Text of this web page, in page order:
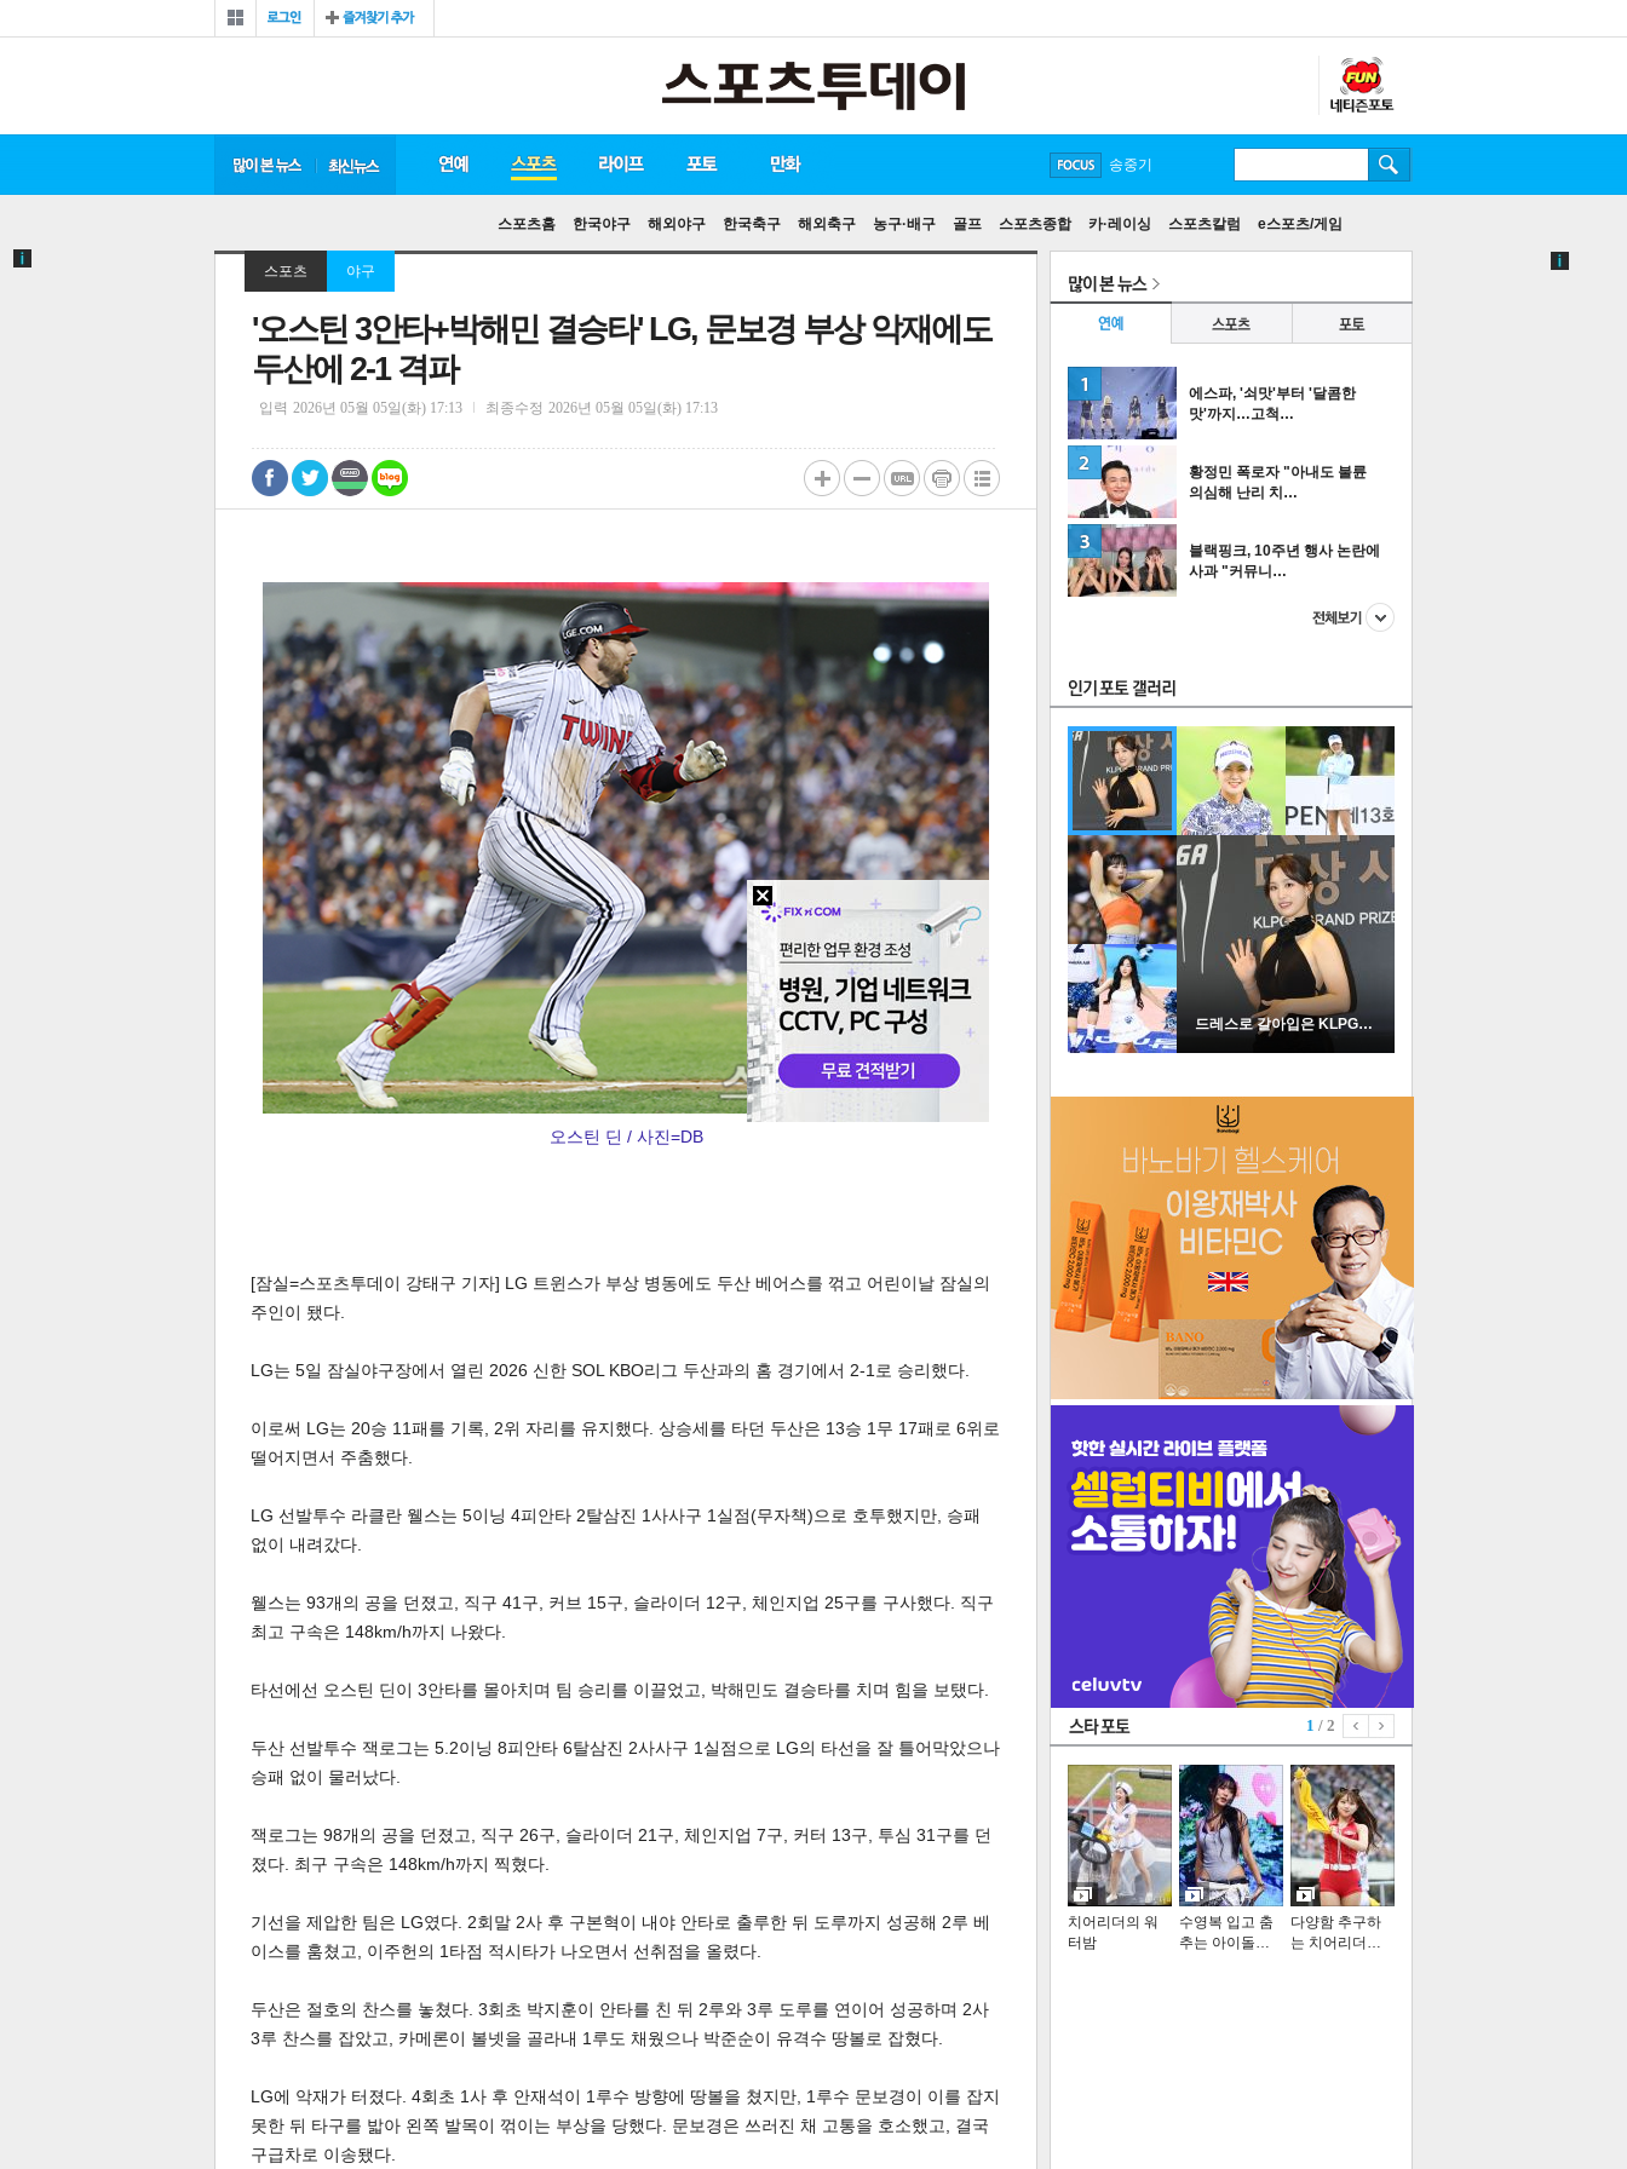
로그
많이 본 뉴스 최신 뉴스 연예 스포츠
스포츠홈 한국야구 해외야구 한국축구 해외축구 농구·배구 골프 스포츠종합 카·레이싱 스포츠칼럼 e스포츠/게임
라이프 포토
만화
FOCUS
방탄소년단
손흥민
유아인
송중기
스포츠 야구
'오스틴 3안타+박해민 결승타' LG, 문보경 부상 악재에도
두산에 2-1 격파
입력 2026년 05월 05일(화) 17:13 최종수정 2026년 05월 05일(화) 17:13
트위 밴드 네이
댓글
0
텍스 텍스 url 복 인쇄
오스틴 딘 / 사진=DB
[잠실=스포츠투데이 강태구 기자] LG 트윈스가 부상 병동에도 두산 베어스를 꺾고 어린이날 잠실의
주인이 됐다.
LG는 5일 잠실야구장에서 열린 2026 신한 SOL KBO리그 두산과의 홈 경기에서 2-1로 승리했다.
이로써 LG는 20승 11패를 기록, 2위 자리를 유지했다. 상승세를 타던 두산은 13승 1무 17패로 6위로
떨어지면서 주춤했다.
LG 선발투수 라클란 웰스는 5이닝 4피안타 2탈삼진 1사사구 1실점(무자책)으로 호투했지만, 승패
없이 내려갔다.
웰스는 93개의 공을 던졌고, 직구 41구, 커브 15구, 슬라이더 12구, 체인지업 25구를 구사했다. 직구
최고 구속은 148km/h까지 나왔다.
타선에선 오스틴 딘이 3안타를 몰아치며 팀 승리를 이끌었고, 박해민도 결승타를 치며 힘을 보탰다.
두산 선발투수 잭로그는 5.2이닝 8피안타 6탈삼진 2사사구 1실점으로 LG의 타선을 잘 틀어막았으나
승패 없이 물러났다.
잭로그는 98개의 공을 던졌고, 직구 26구, 슬라이더 21구, 체인지업 7구, 커터 13구, 투심 31구를 던
졌다. 최구 구속은 148km/h까지 찍혔다.
기선을 제압한 팀은 LG였다. 2회말 2사 후 구본혁이 내야 안타로 출루한 뒤 도루까지 성공해 2루 베
이스를 훔쳤고, 이주헌의 1타점 적시타가 나오면서 선취점을 올렸다.
두산은 절호의 찬스를 놓쳤다. 3회초 박지훈이 안타를 친 뒤 2루와 3루 도루를 연이어 성공하며 2사
3루 찬스를 잡았고, 카메론이 볼넷을 골라내 1루도 채웠으나 박준순이 유격수 땅볼로 잡혔다.
LG에 악재가 터졌다. 4회초 1사 후 안재석이 1루수 방향에 땅볼을 쳤지만, 1루수 문보경이 이를 잡지
못한 뒤 타구를 밟아 왼쪽 발목이 꺾이는 부상을 당했다. 문보경은 쓰러진 채 고통을 호소했고, 결국
구급차로 이송됐다.
많이 본 뉴스
연예
스포츠 포토
에스파, '쇠맛'부터 '달콤한
맛'까지…고척…
2
황정민 폭로자 "아내도 불륜
의심해 난리 치…
블랙핑크, 10주년 행사 논란에
사과 "커뮤니…
더보기
인기포토
드레스로 갈아입은 KLPGA …
1 / 2
치어리더의 워
터밤
수영복 입고 춤
추는 아이돌…
다양함 추구하
는 치어리더…